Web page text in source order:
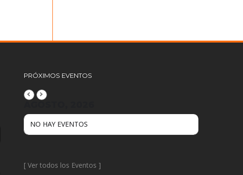
PRÓXIMOS EVENTOS
NO HAY EVENTOS
[ Ver todos los Eventos ]